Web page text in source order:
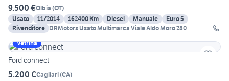
9.500 €Olbia (OT)
Usato
11/2014 162400 Km Diesel Manuale
Euro 5
Rivenditore DRMotors Usato Multimarca Viale Aldo Moro 280
Vetrina
Ford connect
5.200 €Cagliari(CA)